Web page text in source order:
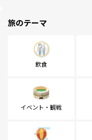
旅のテーマ
飲食
イベント・観戦